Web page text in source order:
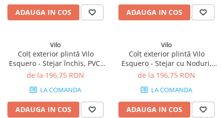
ADAUGA IN COS ADAUGA IN COS
Vilo
Colț exterior plintă Vilo
Esquero - Stejar închis, PVC,
20 buc/cutie, compatibil
de la 196,75 RON
LA COMANDA
ADAUGA IN COS
Vilo
Colț exterior plintă Vilo
Esquero - Stejar cu Noduri,
PVC, 20 buc/cutie, compatibil
de la 196,75 RON
LA COMANDA
ADAUGA IN COS